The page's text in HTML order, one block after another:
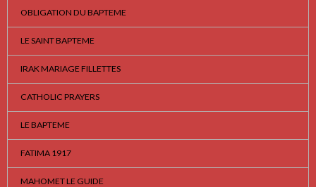
OBLIGATION DU BAPTEME
LE SAINT BAPTEME
IRAK MARIAGE FILLETTES
CATHOLIC PRAYERS
LE BAPTEME
FATIMA 1917
MAHOMET LE GUIDE